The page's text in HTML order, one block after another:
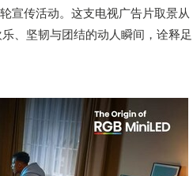
宣传活动。这支电视广告片取景从
、坚韧与团结的动人瞬间，诠释足